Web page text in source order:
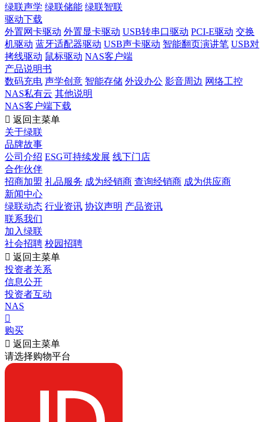
绿联声学 绿联储能 绿联智联
驱动下载
外置网卡驱动 外置显卡驱动 USB转串口驱动 PCI-E驱动 交换
机驱动 蓝牙适配器驱动 USB声卡驱动 智能翻页演讲笔 USB对
拷线驱动 鼠标驱动 NAS客户端
产品说明书
数码充电 声学创意 智能存储 外设办公 影音周边 网络工控
NAS私有云 其他说明
NAS客户端下载
 返回主菜单
关于绿联
品牌故事
公司介绍 ESG可持续发展 线下门店
合作伙伴
招商加盟 礼品服务 成为经销商 查询经销商 成为供应商
新闻中心
绿联动态 行业资讯 协议声明 产品资讯
联系我们
加入绿联
社会招聘 校园招聘
 返回主菜单
投资者关系
信息公开
投资者互动
NAS

购买
 返回主菜单
请选择购物平台